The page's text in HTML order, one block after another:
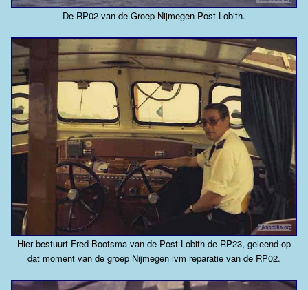
De RP02 van de Groep Nijmegen Post Lobith.
Hier bestuurt Fred Bootsma van de Post Lobith de RP23, geleend op
dat moment van de groep Nijmegen ivm reparatie van de RP02.